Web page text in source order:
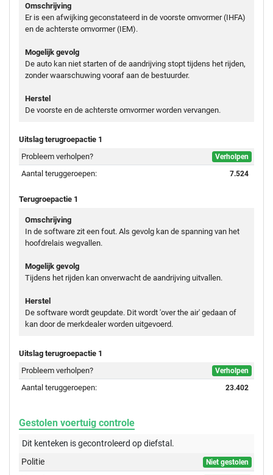
Omschrijving
Er is een afwijking geconstateerd in de voorste omvormer (IHFA)
en de achterste omvormer (IEM).
Mogelijk gevolg
De auto kan niet starten of de aandrijving stopt tijdens het rijden,
zonder waarschuwing vooraf aan de bestuurder.
Herstel
De voorste en de achterste omvormer worden vervangen.
Uitslag terugroepactie 1
Probleem verholpen?
Verholpen
Aantal teruggeroepen: 7.524
Terugroepactie 1
Omschrijving
In de software zit een fout. Als gevolg kan de spanning van het
hoofdrelais wegvallen.
Mogelijk gevolg
Tijdens het rijden kan onverwacht de aandrijving uitvallen.
Herstel
De software wordt geupdate. Dit wordt 'over the air' gedaan of
kan door de merkdealer worden uitgevoerd.
Uitslag terugroepactie 1
Probleem verholpen?
Verholpen
Aantal teruggeroepen: 23.402
Gestolen voertuig controle
Dit kenteken is gecontroleerd opdiefstal.
Politie
Niet gestolen